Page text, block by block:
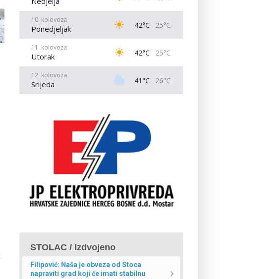
10. kolovoza
Ponedjeljak 42°C 25°C
11. kolovoza
Utorak 42°C 25°C
12. kolovoza
Srijeda 41°C 26°C
STOLAC / Izdvojeno
Filipović: Naša je obveza od Stoca
napraviti grad koji će imati stabilnu